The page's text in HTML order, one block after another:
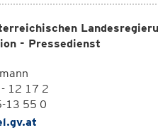
- Pressedienst
12 17 2
13 55 0